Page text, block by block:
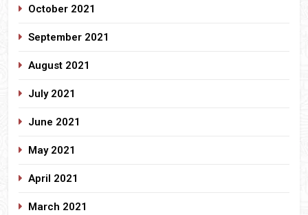
October 2021
September 2021
August 2021
July 2021
June 2021
May 2021
April 2021
March 2021